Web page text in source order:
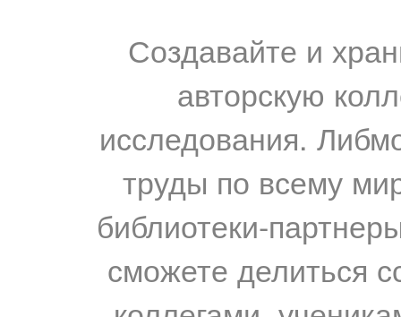
Создавайте и
авторскую
исследования.
труды по всему
библиотеки-
сможете делиться